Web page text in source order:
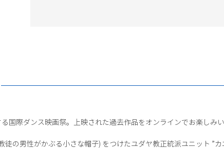
国際ダンス映画祭。上映された過去作品をオンラインでお楽しみい
徒の男性がかぶる小さな帽子) をつけたユダヤ教正統派ユニット ”